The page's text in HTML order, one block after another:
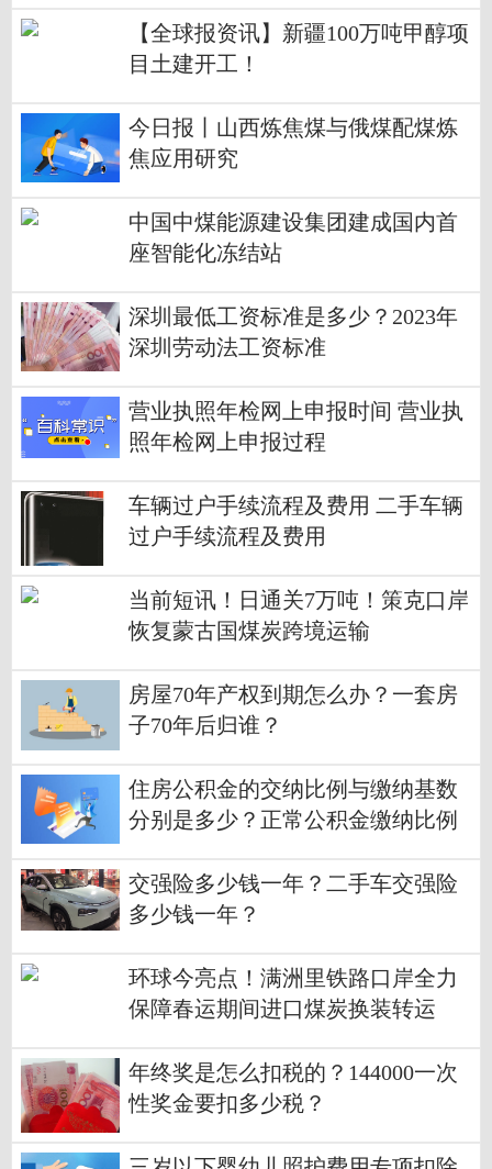
【全球报资讯】新疆100万吨甲醇项
目土建开工！
今日报丨山西炼焦煤与俄煤配煤炼
焦应用研究
中国中煤能源建设集团建成国内首
座智能化冻结站
深圳最低工资标准是多少？2023年
深圳劳动法工资标准
营业执照年检网上申报时间 营业执
照年检网上申报过程
车辆过户手续流程及费用 二手车辆
过户手续流程及费用
当前短讯！日通关7万吨！策克口岸
恢复蒙古国煤炭跨境运输
房屋70年产权到期怎么办？一套房
子70年后归谁？
住房公积金的交纳比例与缴纳基数
分别是多少？正常公积金缴纳比例
交强险多少钱一年？二手车交强险
多少钱一年？
环球今亮点！满洲里铁路口岸全力
保障春运期间进口煤炭换装转运
年终奖是怎么扣税的？144000一次
性奖金要扣多少税？